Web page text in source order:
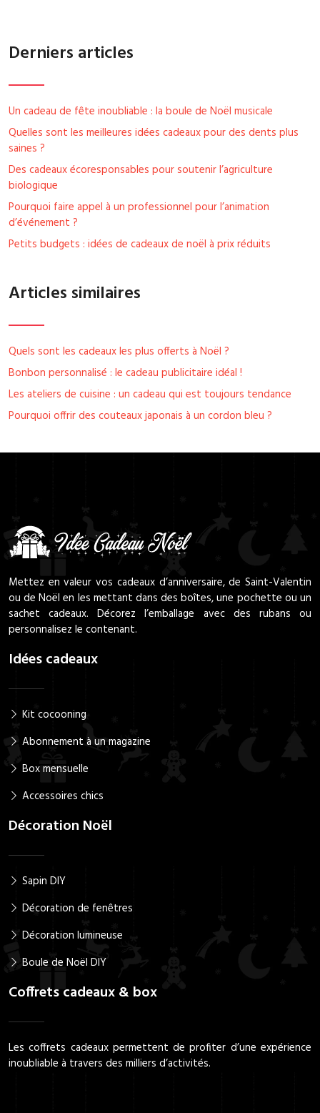
Derniers articles
Un cadeau de fête inoubliable : la boule de Noël musicale
Quelles sont les meilleures idées cadeaux pour des dents plus
saines ?
Des cadeaux écoresponsables pour soutenir l’agriculture
biologique
Pourquoi faire appel à un professionnel pour l’animation
d’événement ?
Petits budgets : idées de cadeaux de noël à prix réduits
Articles similaires
Quels sont les cadeaux les plus offerts à Noël ?
Bonbon personnalisé : le cadeau publicitaire idéal !
Les ateliers de cuisine : un cadeau qui est toujours tendance
Pourquoi offrir des couteaux japonais à un cordon bleu ?
Mettez en valeur vos cadeaux d’anniversaire, de Saint-Valentin
ou de Noël en les mettant dans des boîtes, une pochette ou un
sachet cadeaux. Décorez l’emballage avec des rubans ou
personnalisez le contenant.
Idées cadeaux
Kit cocooning
Abonnement à un magazine
Box mensuelle
Accessoires chics
Décoration Noël
Sapin DIY
Décoration de fenêtres
Décoration lumineuse
Boule de Noël DIY
Coffrets cadeaux & box
Les coffrets cadeaux permettent de profiter d’une expérience
inoubliable à travers des milliers d’activités.